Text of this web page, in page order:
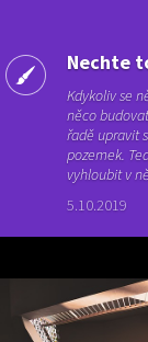
Nechte
Kdykoliv se
něco
řadě upravit
pozemek.
vyhloubit v
5.10.2019